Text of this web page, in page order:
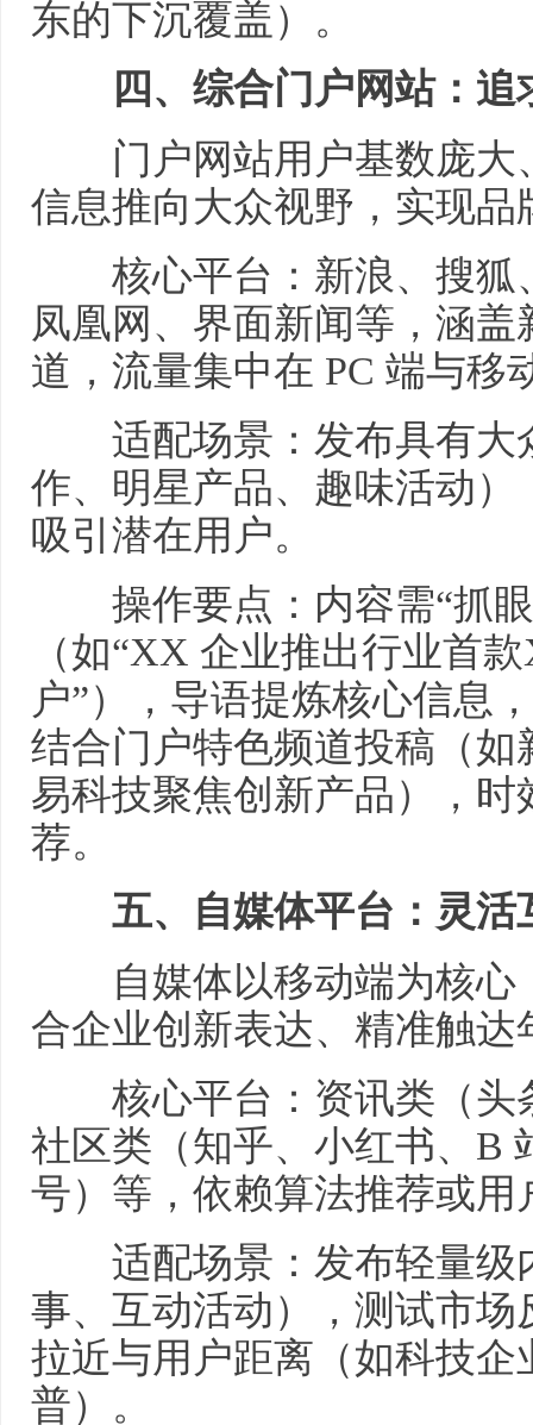
东的下沉覆盖）。
四、综合门户网站：追
门户网站用户基数庞大
信息推向大众视野，实现品
核心平台：新浪、搜狐
凤凰网、界面新闻等，涵
道，流量集中在 PC 端与移
适配场景：发布具有大
作、明星产品、趣味活动
吸引潜在用户。
操作要点：内容需“抓
（如“XX 企业推出行业首
户”），导语提炼核心信息
结合门户特色频道投稿（
易科技聚焦创新产品），
荐。
五、自媒体平台：灵活
自媒体以移动端为核心
合企业创新表达、精准触达
核心平台：资讯类（头
社区类（知乎、小红书、B
号）等，依赖算法推荐或用
适配场景：发布轻量级
事、互动活动），测试市场
拉近与用户距离（如科技
普）。